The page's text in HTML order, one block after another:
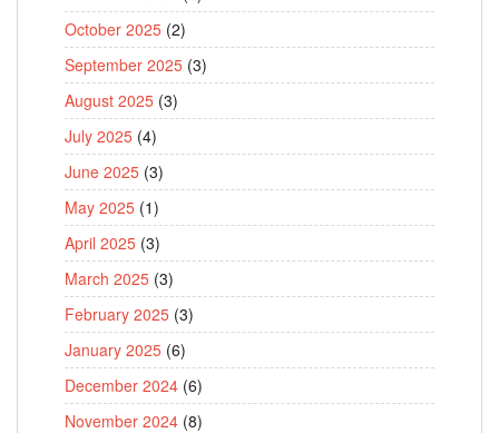
October 2025 (2)
September 2025 (3)
August 2025 (3)
July 2025 (4)
June 2025 (3)
May 2025 (1)
April 2025 (3)
March 2025 (3)
February 2025 (3)
January 2025 (6)
December 2024 (6)
November 2024 (8)